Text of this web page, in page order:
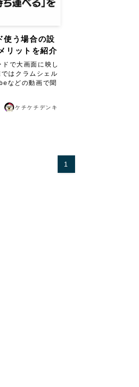
う場合の設
リットを紹介
で大画面に映し
はクラムシェル
などの動画で聞
ケチケチデンキ
1